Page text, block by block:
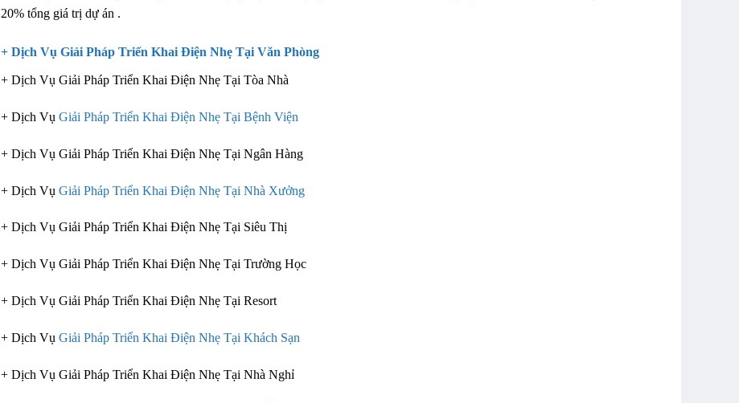
20% tổng giá trị dự án .
+ Dịch Vụ Giải Pháp Triển Khai Điện Nhẹ Tại Văn Phòng
+ Dịch Vụ Giải Pháp Triển Khai Điện Nhẹ Tại Tòa Nhà
+ Dịch Vụ Giải Pháp Triển Khai Điện Nhẹ Tại Bệnh Viện
+ Dịch Vụ Giải Pháp Triển Khai Điện Nhẹ Tại Ngân Hàng
+ Dịch Vụ Giải Pháp Triển Khai Điện Nhẹ Tại Nhà Xưởng
+ Dịch Vụ Giải Pháp Triển Khai Điện Nhẹ Tại Siêu Thị
+ Dịch Vụ Giải Pháp Triển Khai Điện Nhẹ Tại Trường Học
+ Dịch Vụ Giải Pháp Triển Khai Điện Nhẹ Tại Resort
+ Dịch Vụ Giải Pháp Triển Khai Điện Nhẹ Tại Khách Sạn
+ Dịch Vụ Giải Pháp Triển Khai Điện Nhẹ Tại Nhà Nghỉ